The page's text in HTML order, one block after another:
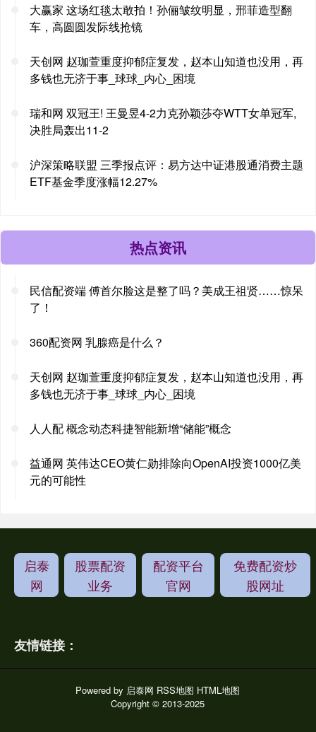
大赢家 这场红毯太敢拍！孙俪皱纹明显，邢菲造型翻
车，高圆圆发际线抢镜
天创网 赵珈萱重度抑郁症复发，赵本山知道也没用，再
多钱也无济于事_球球_内心_困境
瑞和网 双冠王! 王曼昱4-2力克孙颖莎夺WTT女单冠军,
决胜局轰出11-2
沪深策略联盟 三季报点评：易方达中证港股通消费主题
ETF基金季度涨幅12.27%
热点资讯
民信配资端 傅首尔脸这是整了吗？美成王祖贤……惊呆
了！
360配资网 乳腺癌是什么？
天创网 赵珈萱重度抑郁症复发，赵本山知道也没用，再
多钱也无济于事_球球_内心_困境
人人配 概念动态科捷智能新增“储能”概念
益通网 英伟达CEO黄仁勋排除向OpenAI投资1000亿美
元的可能性
启泰
网
股票配资
业务
配资平台
官网
免费配资炒
股网址
友情链接：
Powered by 启泰网 RSS地图 HTML地图
Copyright© 2013-2025